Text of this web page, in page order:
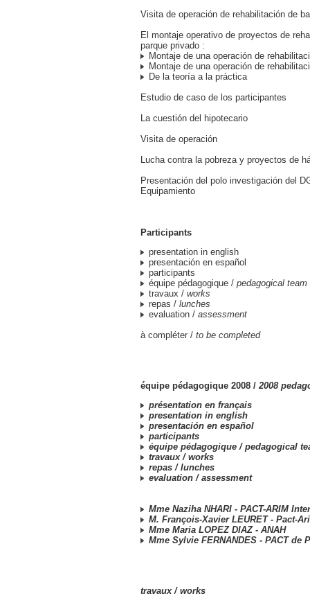
Visita de operación de rehabilitación de
El montaje operativo de proyectos de
parque privado :
Montaje de una operación de
Montaje de una operación de
De la teoría a la práctica
Estudio de caso de los participantes
La cuestión del hipotecario
Visita de operación
Lucha contra la pobreza y proyectos de
Presentación del polo investigación del
Equipamiento
Participants
presentation in english
presentación en español
participants
équipe pédagogique / pedagogical team
travaux / works
repas / lunches
evaluation / assessment
à compléter / to be completed
équipe pédagogique 2008 /2008
présentation en français
presentation in english
presentación en español
participants
équipe pédagogique / pedagogical
travaux / works
repas / lunches
evaluation / assessment
Mme Naziha NHARI - PACT-ARIM
M. François-Xavier LEURET - Pact-
Mme Maria LOPEZ DIAZ - ANAH
Mme Sylvie FERNANDES - PACT de
travaux / works